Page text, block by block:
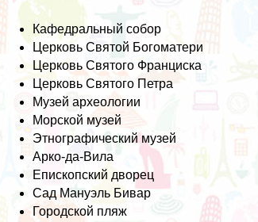
Кафедральный собор
Церковь Святой Богоматери
Церковь Святого Франциска
Церковь Святого Петра
Музей археологии
Морской музей
Этнографический музей
Арко-да-Вила
Епископский дворец
Сад Мануэль Бивар
Городской пляж